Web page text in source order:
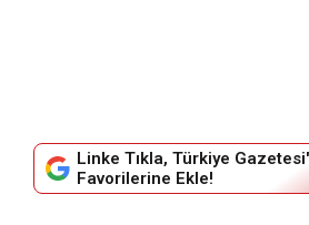
Linke Tıkla, Türkiye
Favorilerine Ekle!